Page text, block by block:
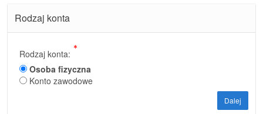
Formularz
rejestracji